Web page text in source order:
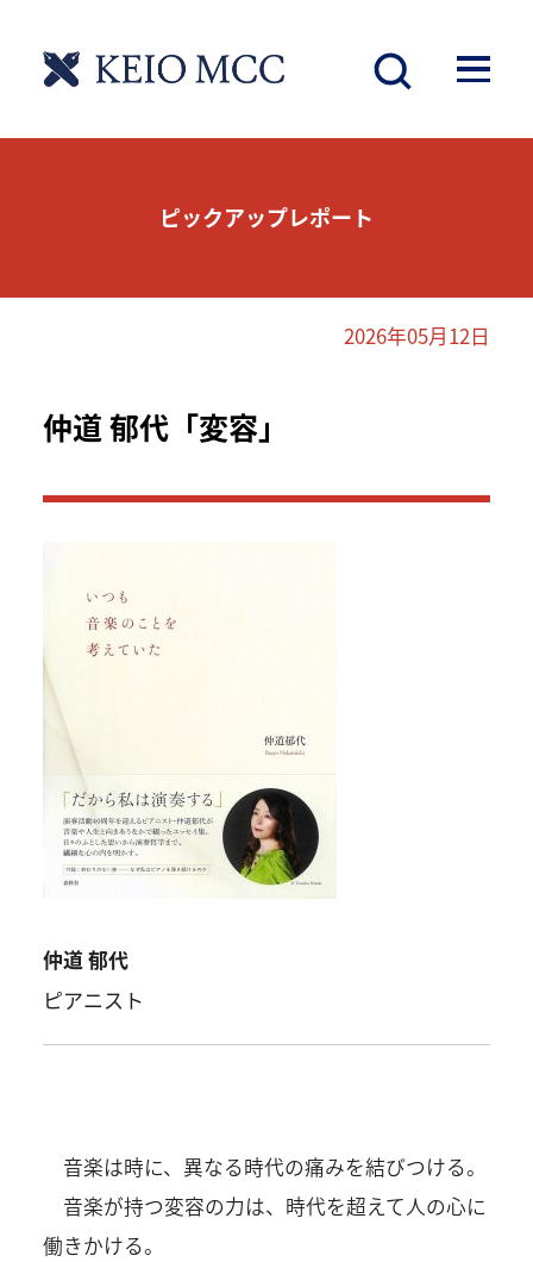
ピックアップレポート
2026年05月12日
仲道 郁代「変容」
仲道 郁代
ピアニスト
音楽は時に、異なる時代の痛みを結びつける。
音楽が持つ変容の力は、時代を超えて人の心に
働きかける。